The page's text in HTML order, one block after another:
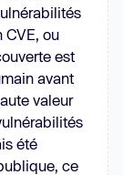
CVE, ou
est
avant
valeur
été
ce